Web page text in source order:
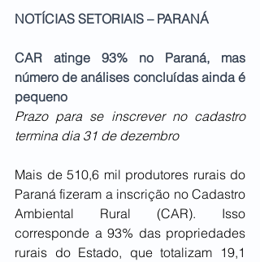
NOTÍCIAS SETORIAIS – PARANÁ
CAR atinge 93% no Paraná, mas
número de análises concluídas ainda é
pequeno
Prazo para se inscrever no cadastro
termina dia 31 de dezembro
Mais de 510,6 mil produtores rurais do
Paraná fizeram a inscrição no Cadastro
Ambiental Rural (CAR). Isso
corresponde a 93% das propriedades
rurais do Estado, que totalizam 19,1